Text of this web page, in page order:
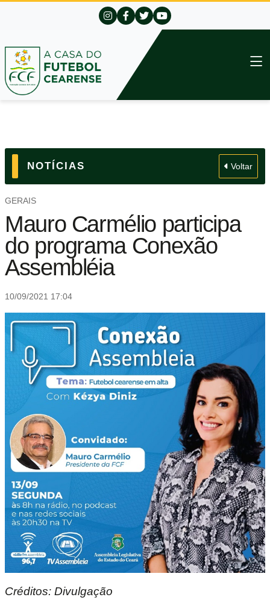
NOTÍCIAS Voltar
GERAIS
Mauro Carmélio participa
do programa Conexão
Assembléia
10/09/2021 17:04
Créditos: Divulgação